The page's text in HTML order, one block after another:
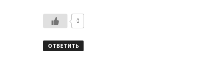
0
ОТВЕТИТЬ